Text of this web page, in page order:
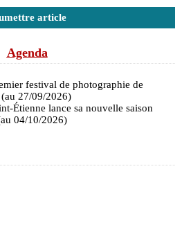
article
Agenda
festival de photographie de
27/09/2026)
Étienne lance sa nouvelle saison
04/10/2026)